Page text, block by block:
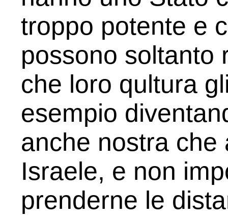
troppo potente e
possono soltanto
che loro qultura
esempio
anche nostra
Israele, e non
prenderne le